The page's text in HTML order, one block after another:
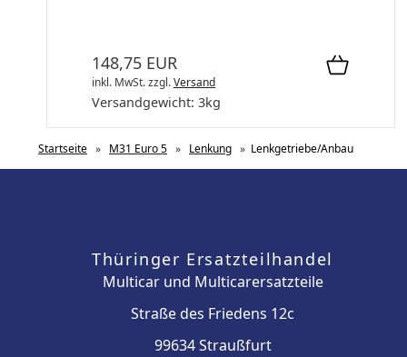
148,75 EUR
inkl. MwSt.zzgl.Versand
Versandgewicht: 3kg
Startseite » M31 Euro 5 » Lenkung » Lenkgetriebe/Anbau
Thüringer Ersatzteilhandel
Multicar und Multicarersatzteile
Straße des Friedens 12c
99634 Straußfurt